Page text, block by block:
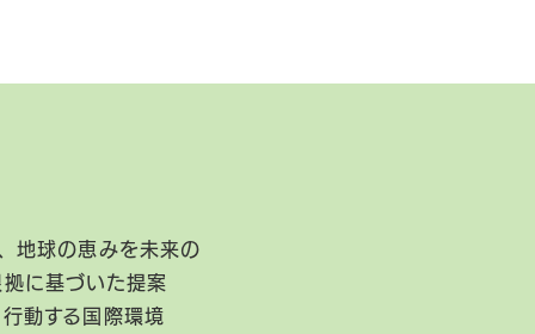
地球の恵みを未来の
に基づいた提案
動する国際環境